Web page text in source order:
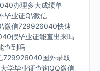
办理多大成绩单
毕业证Q\微信
微信729926040快速
假毕业证能查出来吗
查到吗
729926040国外录取
学毕业证查询QQ微信